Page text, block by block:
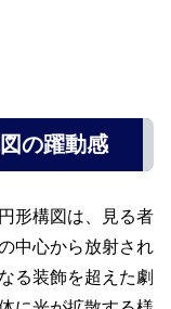
の躍動感
形構図は、見る者
中心から放射され
る装飾を超えた劇